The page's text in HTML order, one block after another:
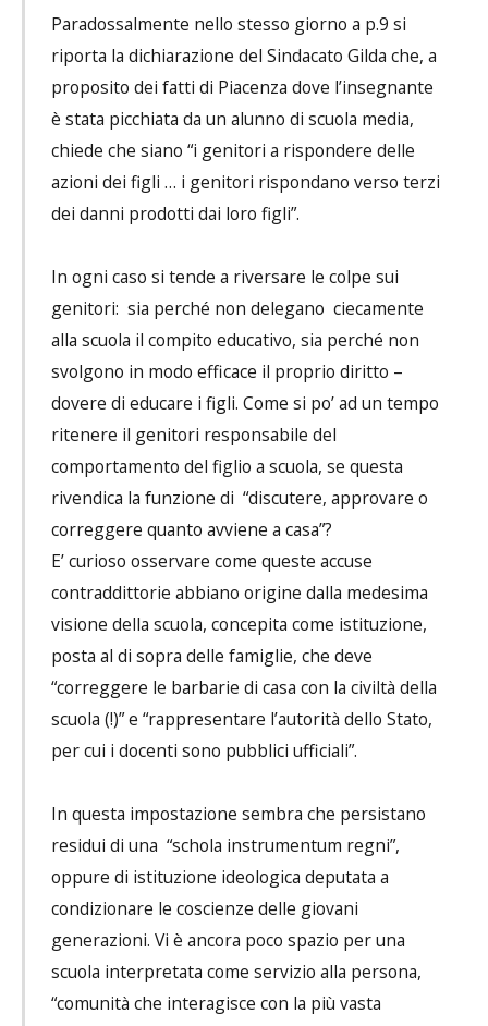
Paradossalmente nello stesso giorno a p.9 si
riporta la dichiarazione del Sindacato Gilda che, a
proposito dei fatti di Piacenza dove l’insegnante
è stata picchiata da un alunno di scuola media,
chiede che siano “i genitori a rispondere delle
azioni dei figli … i genitori rispondano verso terzi
dei danni prodotti dai loro figli”.
In ogni caso si tende a riversare le colpe sui
genitori: sia perché non delegano ciecamente
alla scuola il compito educativo, sia perché non
svolgono in modo efficace il proprio diritto –
dovere di educare i figli. Come si po’ ad un tempo
ritenere il genitori responsabile del
comportamento del figlio a scuola, se questa
rivendica la funzione di “discutere, approvare o
correggere quanto avviene a casa”?
E’ curioso osservare come queste accuse
contraddittorie abbiano origine dalla medesima
visione della scuola, concepita come istituzione,
posta al di sopra delle famiglie, che deve
“correggere le barbarie di casa con la civiltà della
scuola (!)” e “rappresentare l’autorità dello Stato,
per cui i docenti sono pubblici ufficiali”.
In questa impostazione sembra che persistano
residui di una “schola instrumentum regni”,
oppure di istituzione ideologica deputata a
condizionare le coscienze delle giovani
generazioni. Vi è ancora poco spazio per una
scuola interpretata come servizio alla persona,
“comunità che interagisce con la più vasta